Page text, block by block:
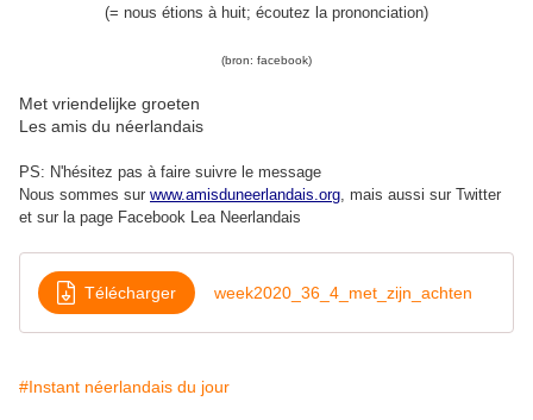
(= nous étions à huit; écoutez la prononciation)
(bron: facebook)
Met vriendelijke groeten
Les amis du néerlandais
PS: N'hésitez pas à faire suivre le message
Nous sommes sur www.amisduneerlandais.org, mais aussi sur Twitter
et sur la page Facebook Lea Neerlandais
Télécharger week2020_36_4_met_zijn_achten
#Instant néerlandais du jour